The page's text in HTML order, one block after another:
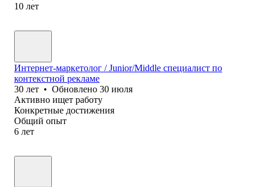
10 лет
Интернет-маркетолог / Junior/Middle специалист по
контекстной рекламе
30 лет • Обновлено 30 июля
Активно ищет работу
Конкретные достижения
Общий опыт
6 лет